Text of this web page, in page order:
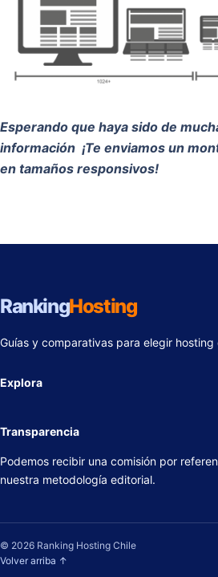
Esperando que haya sido de
información ¡Te enviamos un
en tamaños responsivos!
RankingHosting
Guías y comparativas para elegir hosting
Explora
Transparencia
Podemos recibir una comisión por
nuestra metodología editorial.
© 2026 Ranking Hosting Chile
Volver arriba ↑